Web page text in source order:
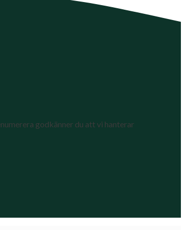
godkänner du att vi hanterar